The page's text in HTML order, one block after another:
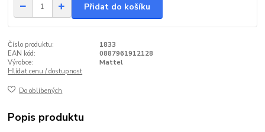
Přidat do košíku
Číslo produktu:
1833
EAN kód:
0887961912128
Výrobce:
Mattel
Hlídat cenu / dostupnost
Do oblíbených
Popis produktu